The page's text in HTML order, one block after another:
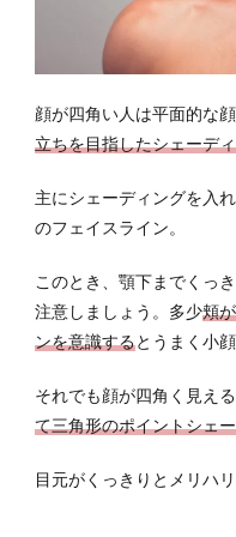
顔が四角い人は平面的な
立ちを目指したシェーデ
主にシェーディングを入
のフェイスライン。
このとき、顎下までくっ
注意しましょう。多少頬
ンを意識するとうまく小
それでも顔が四角く見える
て三角形のポイントシェ
目元がくっきりとメリハ